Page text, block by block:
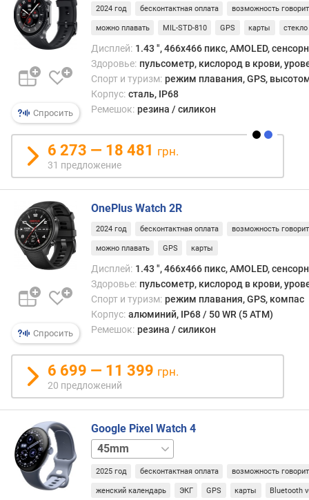
о
т
ы
(
а
к
и
в
н
ы
й
р
ж
и
м
)
(
)
р
е
м
я
р
а
б
о
т
ы
(
Спросить
2024 год бесконтактная оплата возможность
можно плавать MIL-STD-810 GPS карты
Дисплей: 1.43 ", 466x466 пикс, AMOLED,
Здоровье: пульсометр, кислород в крови,
Спорт и туризм: режим плавания, GPS,
Корпус: сталь, IP68
Ремешок: резина / силикон
6 273 — 18 481 грн.
31 предложение
Спросить
OnePlus Watch 2R
2024 год бесконтактная оплата возможность
можно плавать GPS карты
Дисплей: 1.43 ", 466x466 пикс, AMOLED,
Здоровье: пульсометр, кислород в крови,
Спорт и туризм: режим плавания, GPS, компас
Корпус: алюминий, IP68 / 50 WR (5 ATM)
Ремешок: резина / силикон
6 699 — 11 399 грн.
20 предложений
Google Pixel Watch 4
41mm41mm
LTE
2025 год бесконтактная оплата возможность
женский календарь ЭКГ GPS карты Bluetooth